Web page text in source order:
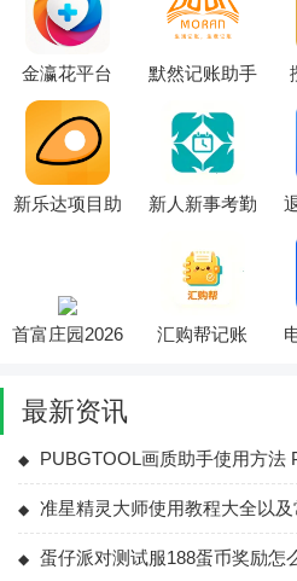
金瀛花平台
(财务记账平
台)
默然记账助手
版本
新乐达项目助
新人新事考勤
能财务管理软
件)
首富庄园2026
汇购帮记账
最新资讯
PUBGTOOL画质助手使用方法
程大全
准星精灵大师使用教程大全以
蛋仔派对测试服188蛋币奖励怎